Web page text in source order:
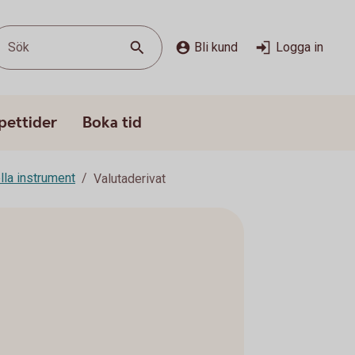
Sök Bli kund Logga in
Boka tid
instrument Valutaderivat